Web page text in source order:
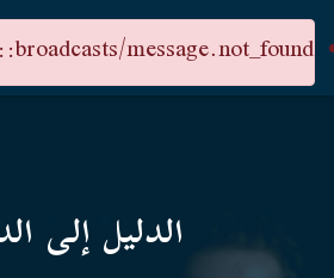
message.not_found
الدليل إلى